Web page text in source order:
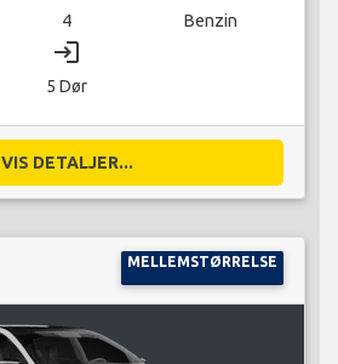
4 Benzin
login
5 Dør
VIS DETALJER...
MELLEMSTØRRELSE